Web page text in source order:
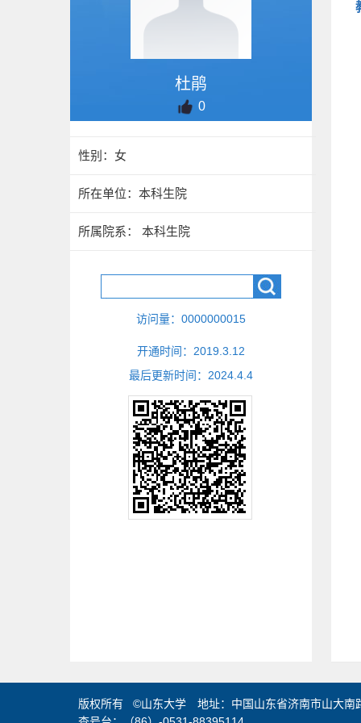
杜鹃
0
性别：女
所在单位：本科生院
所属院系： 本科生院
访问量： 0000000015
开通时间： 2019 3 12
最后更新时间： 2024 4 4
版权所有 ©山东大学 地址：中国山东省济南市山大